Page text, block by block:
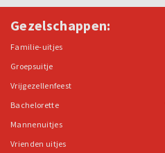
Gezelschappen:
Familie-uitjes
Groepsuitje
Vrijgezellenfeest
Bachelorette
Mannenuitjes
Vrienden uitjes